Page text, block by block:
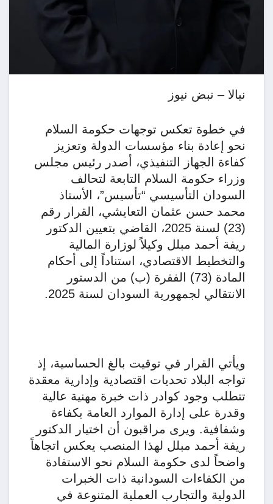
نيالا – نبض نيوز
في خطوة تعكس توجهات حكومة السلام
نحو إعادة بناء مؤسسات الدولة وتعزيز
كفاءة الجهاز التنفيذي، أصدر رئيس مجلس
وزراء حكومة السلام التابعة لتحالف
السودان التأسيسي “تأسيس”، الأستاذ
محمد حسن عثمان التعايشي، القرار رقم
(23) لسنة 2025، القاضي بتعيين الدكتور
ريفة أحمد مبلل وكيلاً لوزارة المالية
والتخطيط الاقتصادي، استناداً إلى أحكام
المادة (73) الفقرة (ب) من الدستور
الانتقالي لجمهورية السودان لسنة 2025.
ويأتي القرار في توقيت بالغ الحساسية، إذ
تواجه البلاد تحديات اقتصادية وإدارية معقدة
تتطلب وجود كوادر ذات خبرة مهنية عالية
وقدرة على إدارة الموارد العامة بكفاءة
وشفافية. ويرى مراقبون أن اختيار الدكتور
ريفة أحمد مبلل لهذا المنصب يعكس اتجاهاً
واضحاً لدى حكومة السلام نحو الاستفادة
من الكفاءات السودانية ذات الخبرات
الدولية والتجارب العملية المتنوعة في